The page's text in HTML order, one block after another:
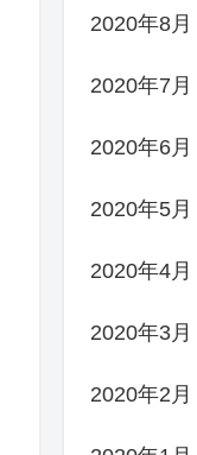
2020年8月
2020年7月
2020年6月
2020年5月
2020年4月
2020年3月
2020年2月